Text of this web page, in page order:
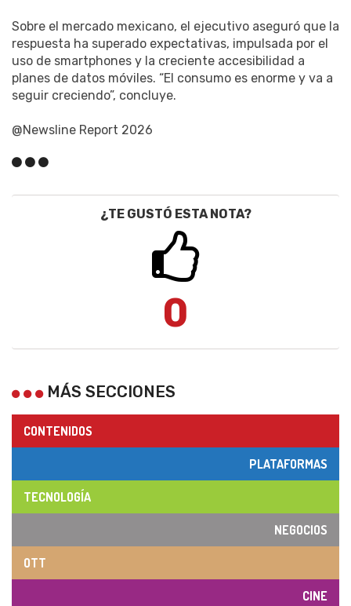
Sobre el mercado mexicano, el ejecutivo aseguró que la
respuesta ha superado expectativas, impulsada por el
uso de smartphones y la creciente accesibilidad a
planes de datos móviles. “El consumo es enorme y va a
seguir creciendo”, concluye.
@Newsline Report 2026
¿TE GUSTÓ ESTA NOTA?
0
MÁS SECCIONES
CONTENIDOS
PLATAFORMAS
TECNOLOGÍA
NEGOCIOS
OTT
CINE